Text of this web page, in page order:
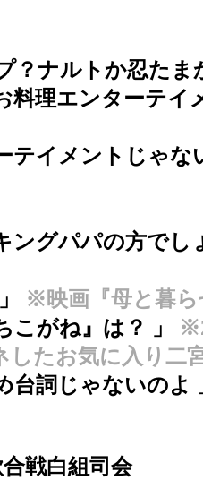
？ナルトか忍たま
料理エンターテイ
テイメントじゃな
ングパパの方でし
※映画『母と暮
こがね』は？ 」
したお気に入り二
台詞じゃないのよ
戦白組司会